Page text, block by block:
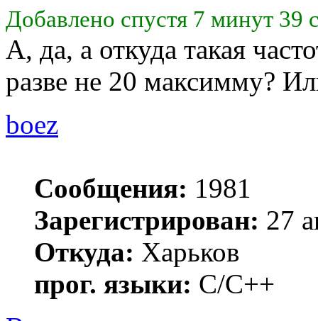
Добавлено спустя 7 минут 39
А, да, а откуда такая
разве не 20 максимму?
boez
Сообщения: 1981
Зарегистрирован: 27
Откуда: Харьков
прог. языки: С/С++